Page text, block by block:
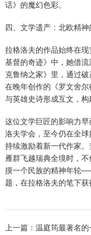
话》的魔幻色彩。
四、文学遗产：北欧精神
拉格洛夫的作品始终在
基督的奇迹》中，她借
克鲁纳之家》里，通过
在晚年创作的《罗文舍
与英雄史诗形成互文，构
这位文学巨匠的影响力
洛夫学会，至今仍在全球
持续激励着新一代作家
雁群飞越瑞典全境时，
摸一个民族的精神年轮
题，在拉格洛夫的笔下获
上一篇： 温庭筠最著名